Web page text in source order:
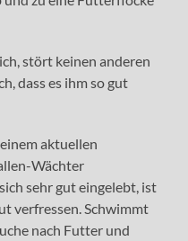
stört keinen anderen
dass es ihm so gut
aktuellen
Wächter
sehr gut eingelebt, ist
verfressen. Schwimmt
nach Futter und